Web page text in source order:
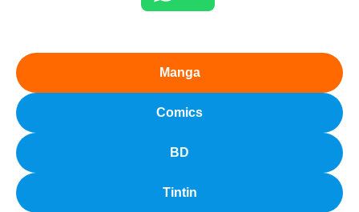
Manga
Comics
BD
Tintin